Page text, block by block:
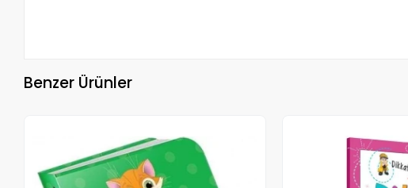
Benzer Ürünler